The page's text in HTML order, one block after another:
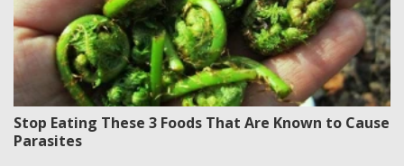
Stop Eating These 3 Foods That Are Known to Cause
Parasites